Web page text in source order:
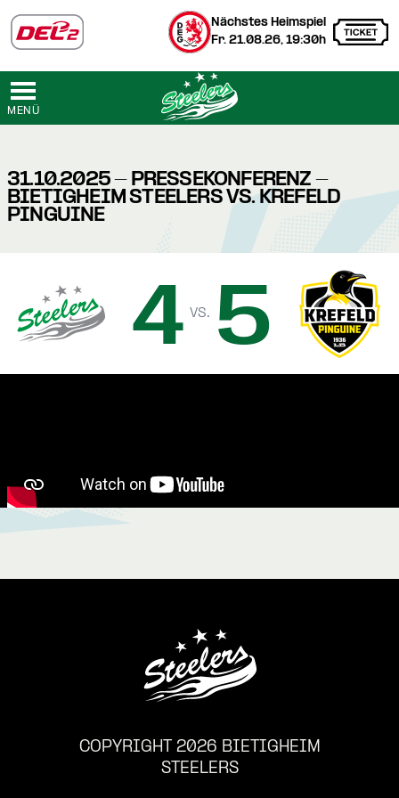
Nächstes Heimspiel
Fr. 21.08.26, 19:30h
MENÜ
31.10.2025 - PRESSEKONFERENZ -
BIETIGHEIM STEELERS VS. KREFELD
PINGUINE
4 vs. 5
COPYRIGHT 2026 BIETIGHEIM
STEELERS